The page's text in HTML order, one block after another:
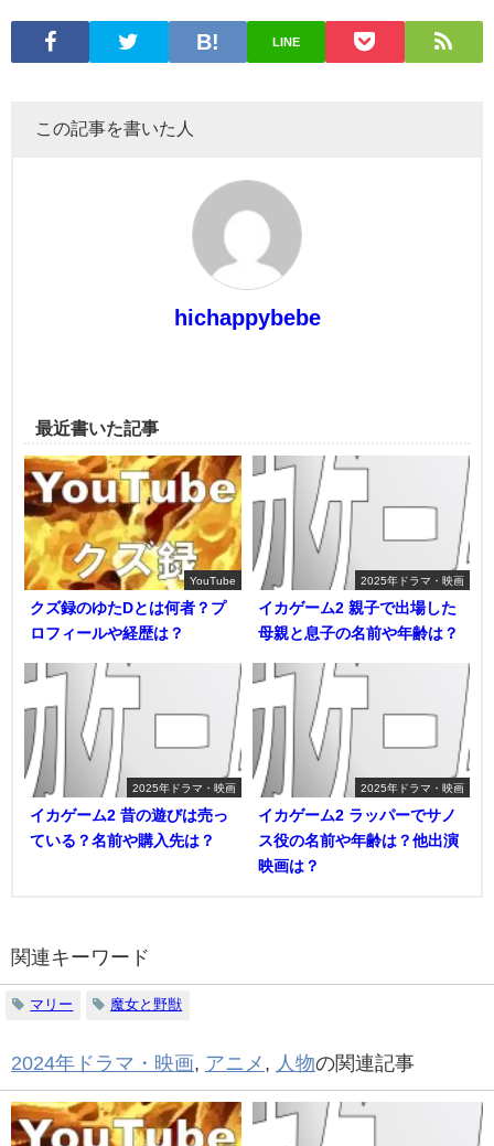
LINE
この記事を書いた人
hichappybebe
最近書いた記事
YouTube
クズ録のゆたDとは何者？プ
ロフィールや経歴は？
2025年ドラマ・映画
イカゲーム2 親子で出場した
母親と息子の名前や年齢は？
2025年ドラマ・映画
イカゲーム2 昔の遊びは売っ
ている？名前や購入先は？
2025年ドラマ・映画
イカゲーム2 ラッパーでサノ
ス役の名前や年齢は？他出演
映画は？
関連キーワード
マリー 魔女と野獣
2024年ドラマ・映画, アニメ , 人物の関連記事